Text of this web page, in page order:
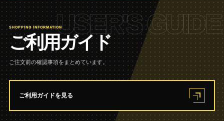
USER'S GUIDE
SHOPPING INFORMATION
ご利用ガイド
ご注文前の確認事項をまとめています。
ご利用ガイドを見る